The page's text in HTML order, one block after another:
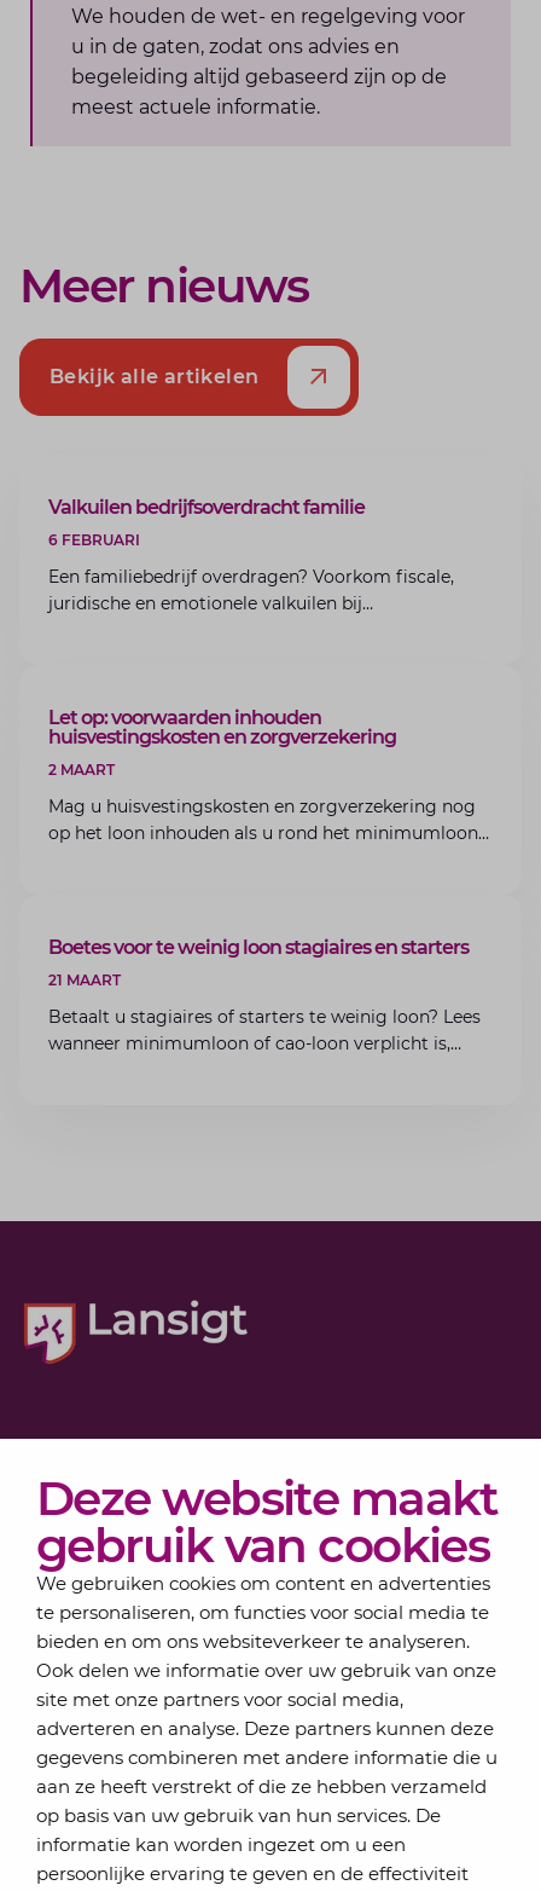
Deze website maakt
gebruik van cookies
We gebruiken cookies om content en advertenties
te personaliseren, om functies voor social media te
bieden en om ons websiteverkeer te analyseren.
Ook delen we informatie over uw gebruik van onze
site met onze partners voor social media,
adverteren en analyse. Deze partners kunnen deze
gegevens combineren met andere informatie die u
aan ze heeft verstrekt of die ze hebben verzameld
op basis van uw gebruik van hun services. De
informatie kan worden ingezet om u een
persoonlijke ervaring te geven en de effectiviteit
We houden de wet- en regelgeving voor
u in de gaten, zodat ons advies en
begeleiding altijd gebaseerd zijn op de
meest actuele informatie.
Meer nieuws
Bekijk alle artikelen
ARTIKEL
Valkuilen bedrijfsoverdracht familie
6 FEBRUARI
Een familiebedrijf overdragen? Voorkom fiscale,
juridische en emotionele valkuilen bij
ARTIKEL
Let op: voorwaarden inhouden
huisvestingskosten en zorgverzekering
2 MAART
Mag u huisvestingskosten en zorgverzekering nog
op het loon inhouden als u rond het minimumloon
ARTIKEL
Boetes voor te weinig loon stagiaires en starters
21 MAART
Betaalt u stagiaires of starters te weinig loon? Lees
wanneer minimumloon of cao-loon verplicht is,
Actueel
Over Lansigt
Contact
Schrijf je in voor onze nieuwsbrief
Elke maand bundelen de adviseurs van Lansigt in
de eSigt het nieuws.
Jouw emailadres
Inschrijven